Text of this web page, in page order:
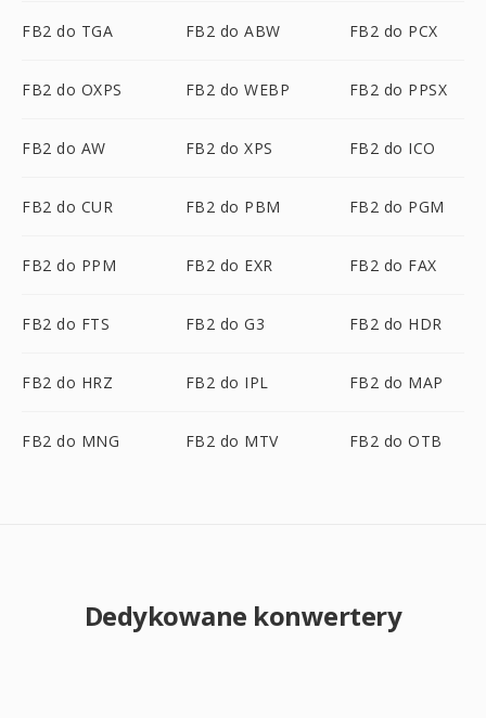
FB2 do TGA FB2 do ABW FB2 do PCX
FB2 do OXPS FB2 do WEBP FB2 do PPSX
FB2 do AW FB2 do XPS FB2 do ICO
FB2 do CUR FB2 do PBM FB2 do PGM
FB2 do PPM FB2 do EXR FB2 do FAX
FB2 do FTS FB2 do G3 FB2 do HDR
FB2 do HRZ FB2 do IPL FB2 do MAP
FB2 do MNG FB2 do MTV FB2 do OTB
Dedykowane konwertery